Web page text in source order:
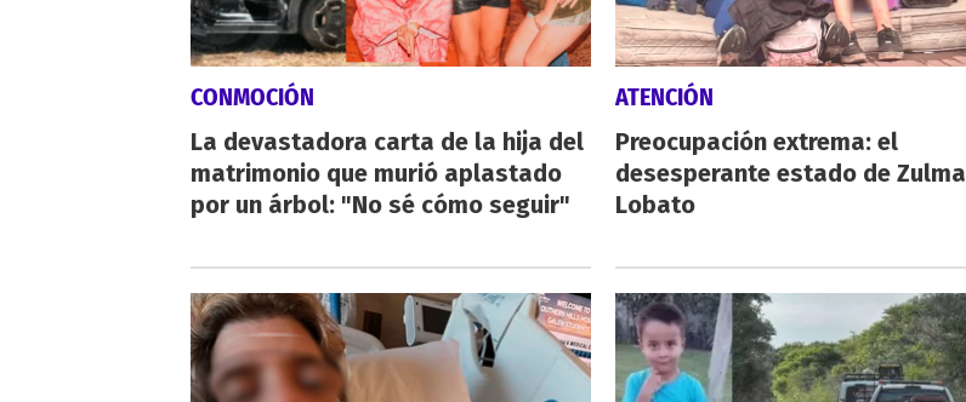
CONMOCIÓN
La devastadora carta de la hija del
matrimonio que murió aplastado
por un árbol: "No sé cómo seguir"
ATENCIÓN
Preocupación extrema: el
desesperante estado de Zulma
Lobato